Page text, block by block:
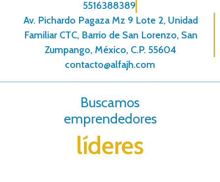
5516388389
Av. Pichardo Pagaza Mz 9 Lote 2, Unidad
Familiar CTC, Barrio de San Lorenzo, San
Zumpango, México, C.P. 55604
contacto@alfajh.com
Buscamos
emprendedores
líderes